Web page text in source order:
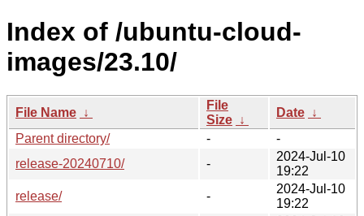
Index of /ubuntu-cloud-
images/23.10/
File Name ↓
File
Size ↓
Date ↓
Parent directory/
-
-
release-20240710/
-
2024-Jul-10
19:22
release/
-
2024-Jul-10
19:22